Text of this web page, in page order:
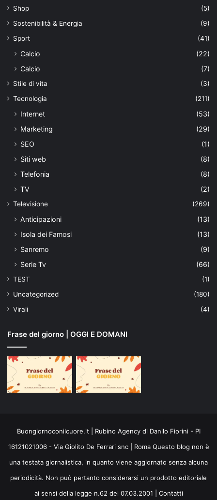
Shop
(5)
Sostenibilità & Energia
(9)
Sport
(41)
Calcio
(22)
Calcio
(7)
Stile di vita
(3)
Tecnologia
(211)
Internet
(53)
Marketing
(29)
SEO
(1)
Siti web
(8)
Telefonia
(8)
TV
(2)
Televisione (269)
Anticipazioni
(13)
Isola dei Famosi
(13)
Sanremo
(9)
Serie Tv
(66)
TEST
(1)
Uncategorized
(180)
Virali
(4)
Frase del giorno | OGGI E DOMANI
Buongiornoconilcuore.it | Rubino Agency di Danilo Fiorini - PI
16121021006 - Via Giolito De Ferrari snc | Roma Questo blog non è
una testata giornalistica, in quanto viene aggiornato senza alcuna
periodicità. Non può pertanto considerarsi un prodotto editoriale
ai sensi della legge n.62 del 07.03.2001 | Contatti